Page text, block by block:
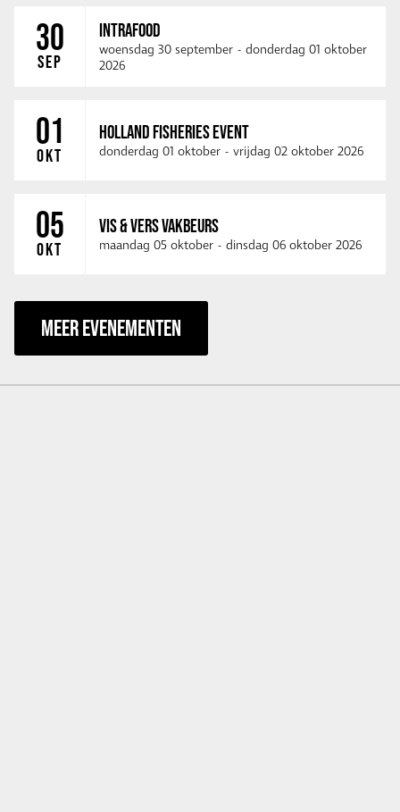
30
SEP
INTRAFOOD
woensdag 30 september - donderdag 01 oktober
2026
01
OKT
HOLLAND FISHERIES EVENT
donderdag 01 oktober - vrijdag 02 oktober 2026
05
OKT
VIS & VERS VAKBEURS
maandag 05 oktober - dinsdag 06 oktober 2026
MEER EVENEMENTEN